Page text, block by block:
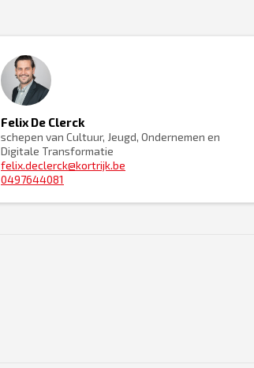
Felix De Clerck
schepen van Cultuur, Jeugd, Ondernemen en
Digitale Transformatie
felix.declerck@kortrijk.be
0497644081